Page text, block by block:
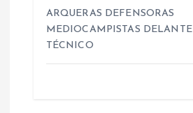
ARQUERAS DEFENSORAS
MEDIOCAMPISTAS
TÉCNICO